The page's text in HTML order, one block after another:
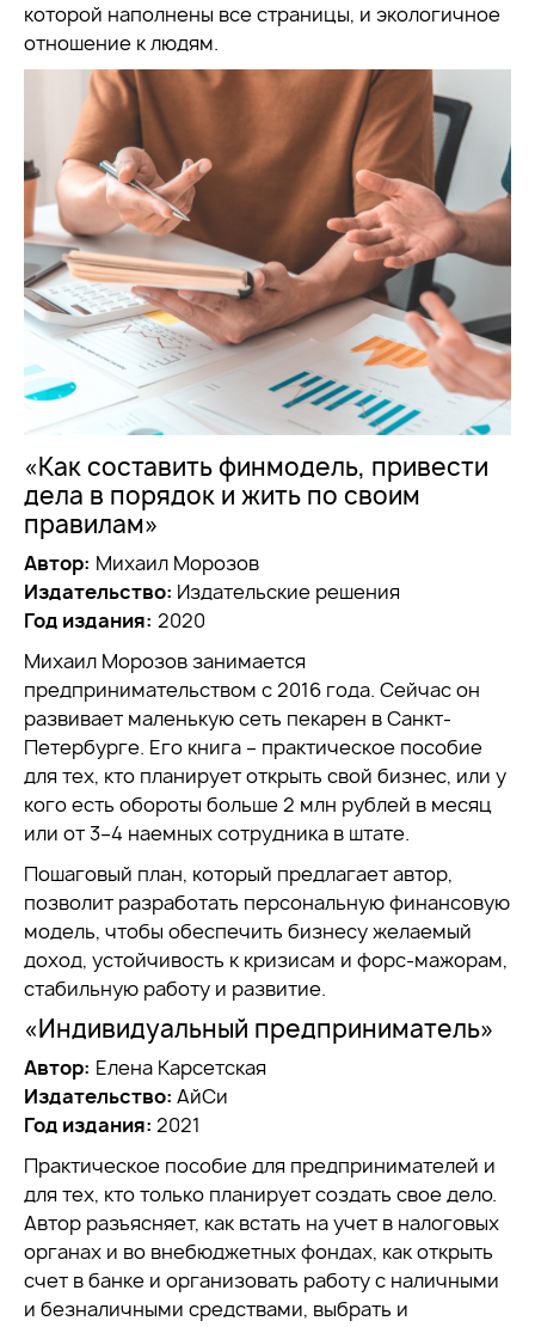
которой наполнены все страницы, и экологичное
отношение к людям.
«Как составить финмодель, привести
дела в порядок и жить по своим
правилам»
Автор: Михаил Морозов
Издательство: Издательские решения
Год издания: 2020
Михаил Морозов занимается
предпринимательством с 2016 года. Сейчас он
развивает маленькую сеть пекарен в Санкт-
Петербурге. Его книга – практическое пособие
для тех, кто планирует открыть свой бизнес, или у
кого есть обороты больше 2 млн рублей в месяц
или от 3–4 наемных сотрудника в штате.
Пошаговый план, который предлагает автор,
позволит разработать персональную финансовую
модель, чтобы обеспечить бизнесу желаемый
доход, устойчивость к кризисам и форс-мажорам,
стабильную работу и развитие.
«Индивидуальный предприниматель»
Автор: Елена Карсетская
Издательство: АйСи
Год издания: 2021
Практическое пособие для предпринимателей и
для тех, кто только планирует создать свое дело.
Автор разъясняет, как встать на учет в налоговых
органах и во внебюджетных фондах, как открыть
счет в банке и организовать работу с наличными
и безналичными средствами, выбрать и